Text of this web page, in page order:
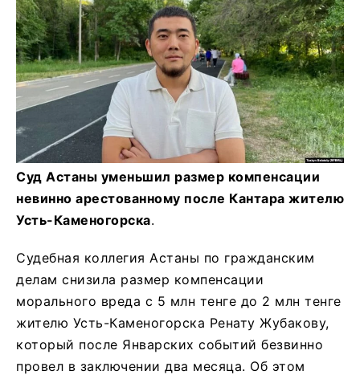
Суд Астаны уменьшил размер компенсации
невинно арестованному после Кантара жителю
Усть-Каменогорска.
Судебная коллегия Астаны по гражданским
делам снизила размер компенсации
морального вреда с 5 млн тенге до 2 млн тенге
жителю Усть-Каменогорска Ренату Жубакову,
который после Январских событий безвинно
провел в заключении два месяца. Об этом